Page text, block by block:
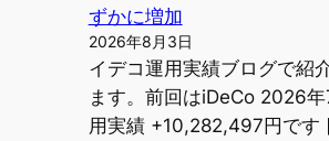
ずかに増加
2026年8月3日
イデコ運用実績ブログで紹
ます。前回はiDeCo 2026
用実績 +10,282,497円で